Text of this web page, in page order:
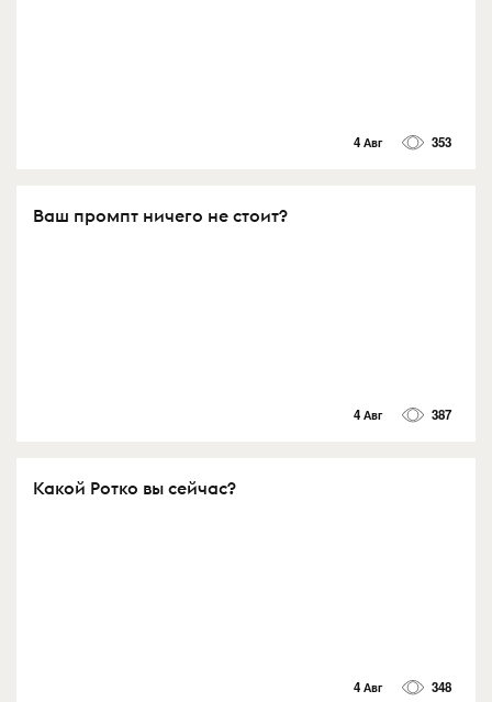
4 Авг 353
Ваш промпт ничего не стоит?
4 Авг 387
Какой Ротко вы сейчас?
4 Авг 348